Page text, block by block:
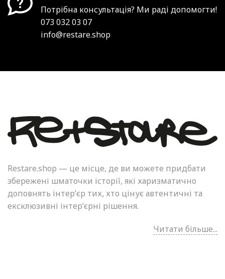
Потрібна консультація? Ми раді допомогти!
073 032 03 07
info@restare.shop
Restare.shop — це місце, де ви можете придбати
збережені шматочки історії, які харизматично
доповнять інтер’єр тих, хто цінує автентичні та
ексклюзивні інтер’єрні рішення.
Читати більше...